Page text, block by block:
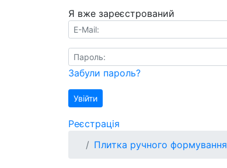
Я вже зареєстрований
E-Mail:
Пароль:
Забули пароль?
Увійти
Реєстрація
Плитка ручного формування